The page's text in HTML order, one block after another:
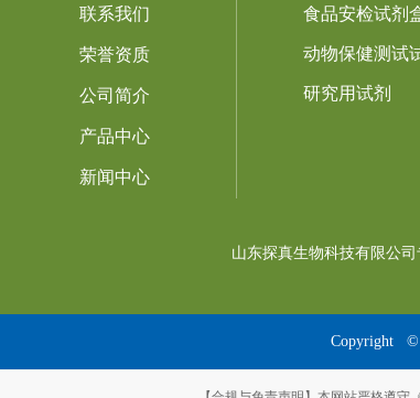
联系我们
荣誉资质
公司简介
产品中心
新闻中心
食品安检试剂
动物保健测试
研究用试剂
山东探真生物科技有限公
Copyright ©